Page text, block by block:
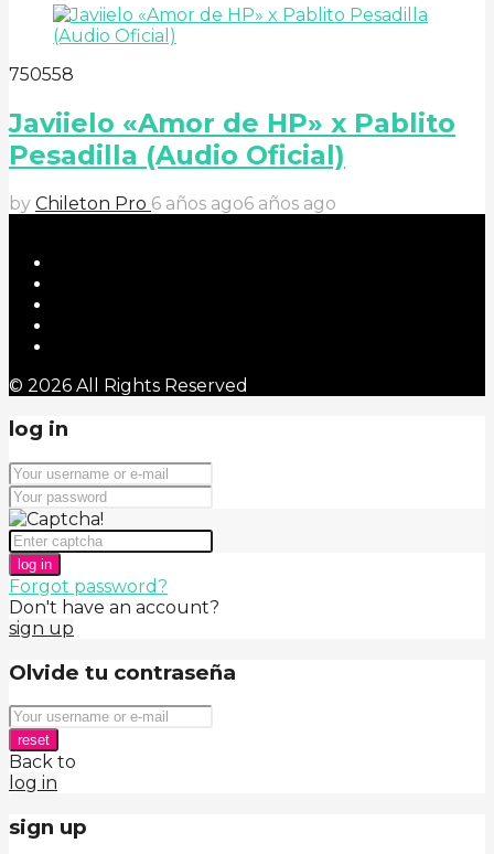
750558
Javiielo «Amor de HP» x Pablito
Pesadilla (Audio Oficial)
by Chileton Pro 6 años ago6 años ago
© 2026 All Rights Reserved
log in
log in
Forgot password?
Don't have an account?
sign up
Olvide tu contraseña
reset
Back to
log in
sign up